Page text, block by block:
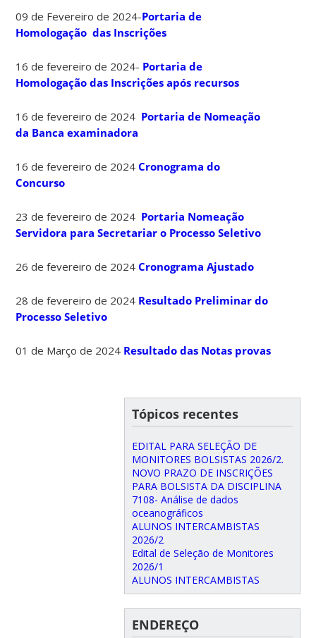
09 de Fevereiro de 2024-Portaria de
Homologação das Inscrições
16 de fevereiro de 2024- Portaria de
Homologação das Inscrições após recursos
16 de fevereiro de 2024 Portaria de Nomeação
da Banca examinadora
16 de fevereiro de 2024Cronograma do
Concurso
23 de fevereiro de 2024 Portaria Nomeação
Servidora para Secretariar o Processo Seletivo
26 de fevereiro de 2024Cronograma Ajustado
28 de fevereiro de 2024 Resultado Preliminar do
Processo Seletivo
01 de Março de 2024 Resultado das Notas provas
Tópicos recentes
EDITAL PARA SELEÇÃO DE
MONITORES BOLSISTAS 2026/2.
NOVO PRAZO DE INSCRIÇÕES
PARA BOLSISTA DA DISCIPLINA
7108- Análise de dados
oceanográficos
ALUNOS INTERCAMBISTAS
2026/2
Edital de Seleção de Monitores
2026/1
ALUNOS INTERCAMBISTAS
ENDEREÇO